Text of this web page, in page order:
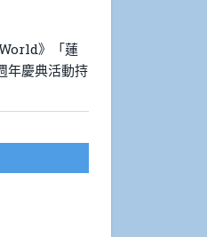
》「蓮
年慶典活動持